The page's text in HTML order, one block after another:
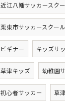
近江八幡サッカースク
栗東市サッカースクール
ビギナー キッズサ
草津キッズ 幼稚園
初心者サッカー 草